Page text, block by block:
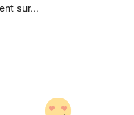
sur...